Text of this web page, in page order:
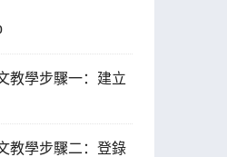
教學步驟一：建立
教學步驟二：登錄